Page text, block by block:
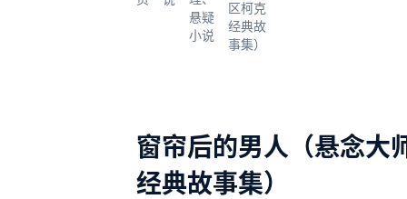
悬疑
小说
区柯克
经典故
事集）
窗帘后的男人（悬念大
经典故事集）